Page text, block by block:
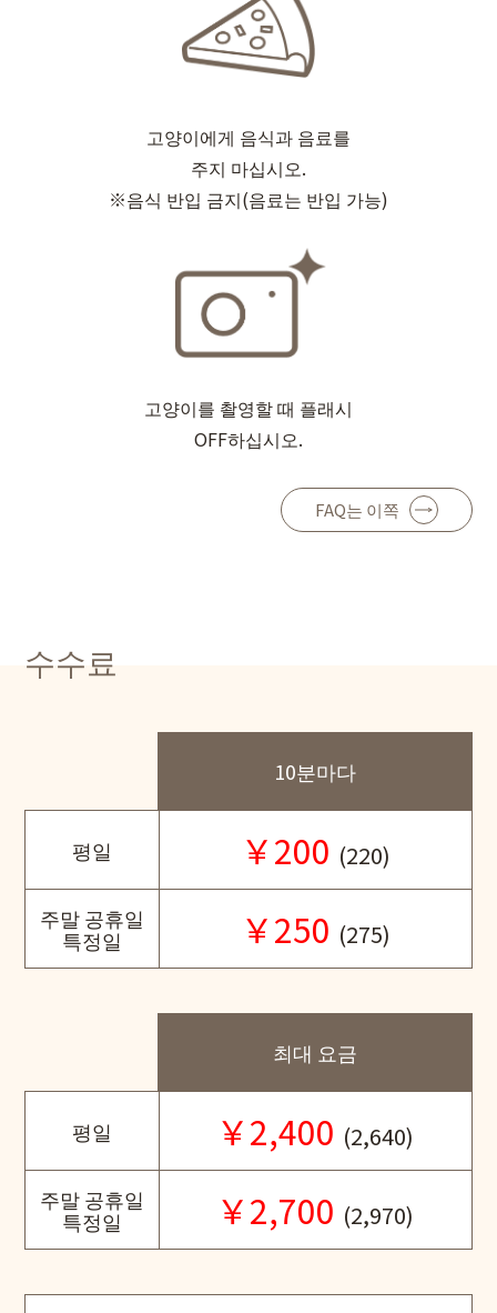
고양이에게 음식과 음료를
주지 마십시오.
※음식 반입 금지(음료는 반입 가능)
고양이를 촬영할 때 플래시
OFF하십시오.
FAQ는 이쪽
수수료
10분마다
평일 ￥200 (220)
주말 공휴일
특정일 ￥250 (275)
최대 요금
평일 ￥2,400 (2,640)
주말 공휴일
특정일 ￥2,700 (2,970)